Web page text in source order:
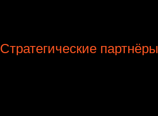
Стратегические партнёры